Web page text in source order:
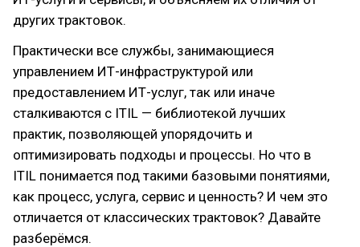
других трактовок.
Практически все службы, занимающиеся
управлением ИТ-инфраструктурой или
предоставлением ИТ-услуг, так или иначе
сталкиваются с ITIL — библиотекой лучших
практик, позволяющей упорядочить и
оптимизировать подходы и процессы. Но что в
ITIL понимается под такими базовыми понятиями,
как процесс, услуга, сервис и ценность? И чем это
отличается от классических трактовок? Давайте
разберёмся.